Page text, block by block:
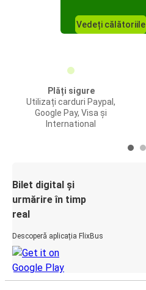
Vedeți călătoriile
Plăți sigure
Utilizați carduri Paypal,
Google Pay, Visa și
International
Bilet digital și
urmărire în timp
real
Descoperă aplicația FlixBus